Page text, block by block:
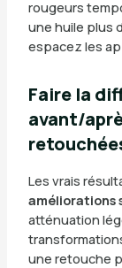
rougeurs
une huile plus
espacez les
Faire la
avant/
Les vrais
améliorations
atténuation
une retouche